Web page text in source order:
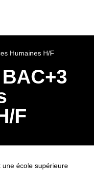
Humaines H/F
F
une école supérieure